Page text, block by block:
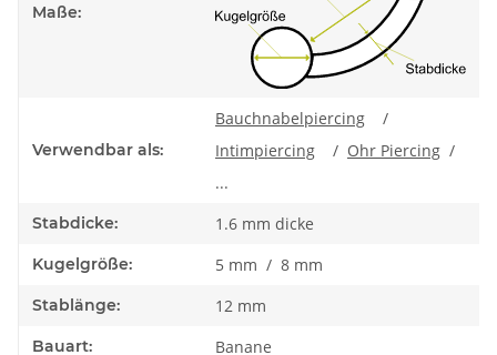
Maße:
Verwendbar als:
Bauchnabelpiercing
/
Intimpiercing
/ Ohr Piercing /
...
Stabdicke: 1.6 mm dicke
Kugelgröße: 5 mm / 8 mm
Stablänge: 12 mm
Bauart: Banane